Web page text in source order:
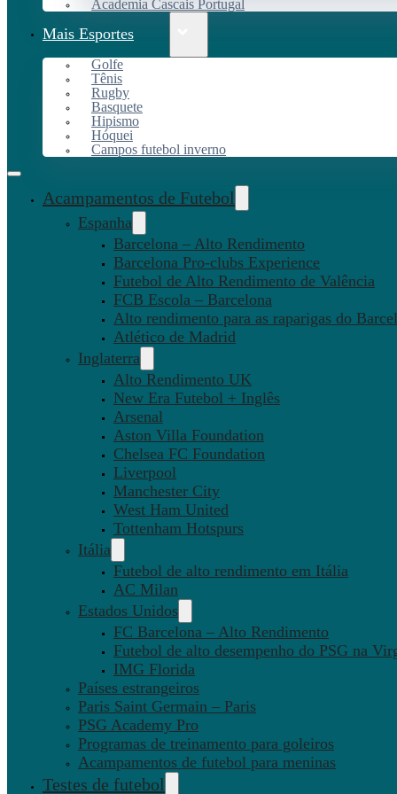
Academia Cascais Portugal
Mais Esportes
Golfe
Tênis
Rugby
Basquete
Hipismo
Hóquei
Campos futebol inverno
Acampamentos de Futebol
Espanha
Barcelona – Alto Rendimento
Barcelona Pro-clubs Experience
Futebol de Alto Rendimento de Valência
FCB Escola – Barcelona
Alto rendimento para as raparigas do
Atlético de Madrid
Inglaterra
Alto Rendimento UK
New Era Futebol + Inglês
Arsenal
Aston Villa Foundation
Chelsea FC Foundation
Liverpool
Manchester City
West Ham United
Tottenham Hotspurs
Itália
Futebol de alto rendimento em Itália
AC Milan
Estados Unidos
FC Barcelona – Alto Rendimento
Futebol de alto desempenho do PSG na
IMG Florida
Países estrangeiros
Paris Saint Germain – Paris
PSG Academy Pro
Programas de treinamento para goleiros
Acampamentos de futebol para meninas
Testes de futebol